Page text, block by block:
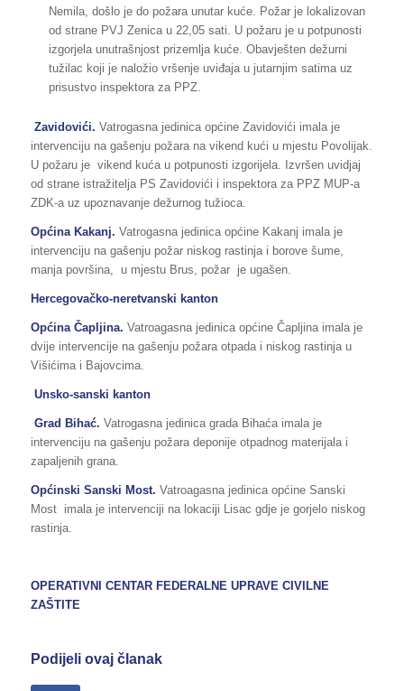
Nemila, došlo je do požara unutar kuće. Požar je lokalizovan
od strane PVJ Zenica u 22,05 sati. U požaru je u potpunosti
izgorjela unutrašnjost prizemlja kuće. Obavješten dežurni
tužilac koji je naložio vršenje uviđaja u jutarnjim satima uz
prisustvo inspektora za PPZ.
Zavidovići. Vatrogasna jedinica općine Zavidovići imala je
intervenciju na gašenju požara na vikend kući u mjestu Povolijak.
U požaru je vikend kuća u potpunosti izgorijela. Izvršen uvidjaj
od strane istražitelja PS Zavidovići i inspektora za PPZ MUP-a
ZDK-a uz upoznavanje dežurnog tužioca.
Općina Kakanj. Vatrogasna jedinica općine Kakanj imala je
intervenciju na gašenju požar niskog rastinja i borove šume,
manja površina, u mjestu Brus, požar je ugašen.
Hercegovačko-neretvanski kanton
Općina Čapljina. Vatroagasna jedinica općine Čapljina imala je
dvije intervencije na gašenju požara otpada i niskog rastinja u
Višićima i Bajovcima.
Unsko-sanski kanton
Grad Bihać. Vatrogasna jedinica grada Bihaća imala je
intervenciju na gašenju požara deponije otpadnog materijala i
zapaljenih grana.
Općinski Sanski Most. Vatroagasna jedinica općine Sanski
Most imala je intervenciji na lokaciji Lisac gdje je gorjelo niskog
rastinja.
OPERATIVNI CENTAR FEDERALNE UPRAVE CIVILNE
ZAŠTITE
Podijeli ovaj članak